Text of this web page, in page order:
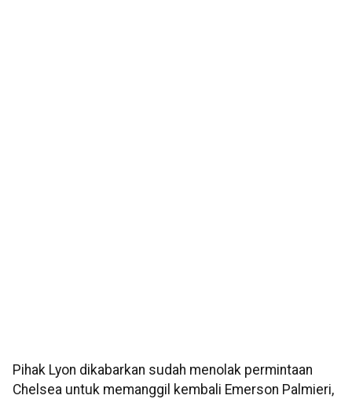
Pihak Lyon dikabarkan sudah menolak permintaan
Chelsea untuk memanggil kembali Emerson Palmieri,